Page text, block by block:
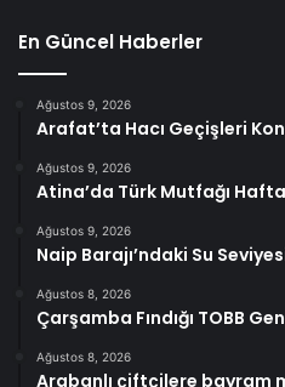
En Güncel Haberler
Ağustos 9, 2026
Arafat’ta Hacı Geçişleri
Ağustos 9, 2026
Atina’da Türk Mutfağı
Ağustos 9, 2026
Naip Barajı’ndaki Su
Ağustos 8, 2026
Çarşamba Fındığı TOBB
Ağustos 8, 2026
Arabanlı çiftçilere bayram